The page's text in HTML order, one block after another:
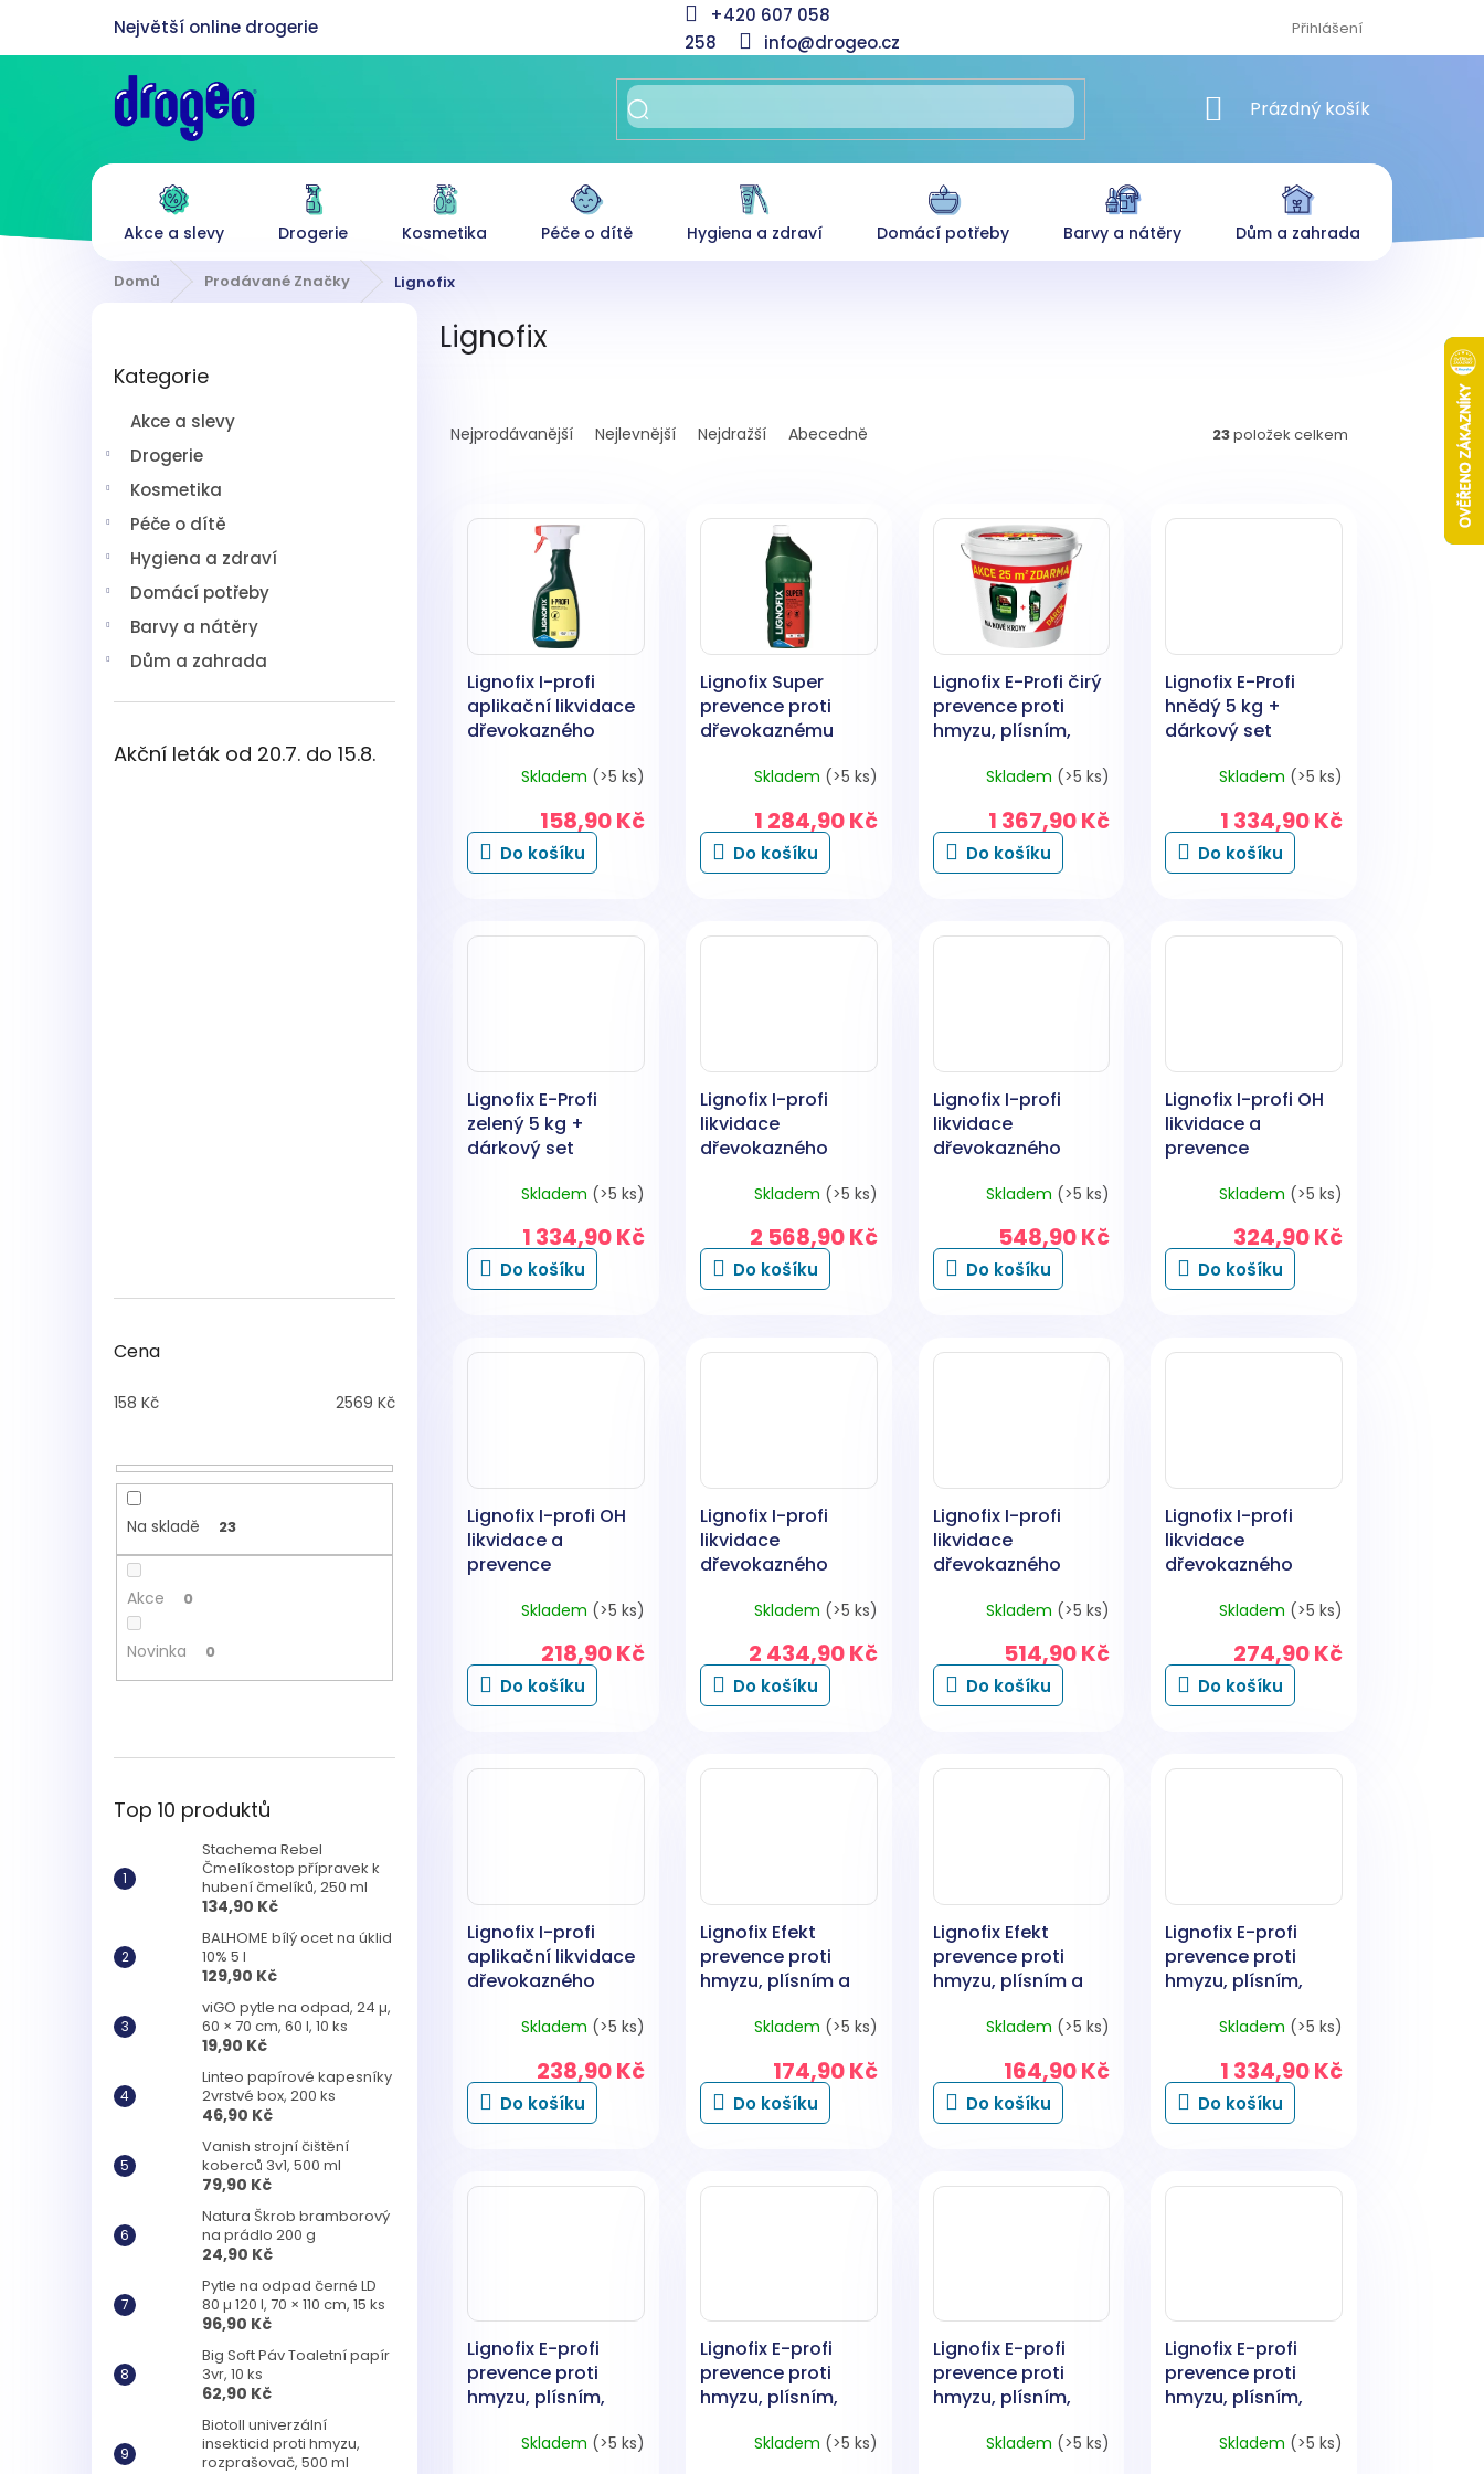
obsah
+420 607 058
258
info@drogeo.cz
Přihlášení
NÁKUPNÍ KOŠÍK
Prázdný košík
Akce a slevy Drogerie Kosmetika Péče o dítě Hygiena a zdraví Domácí potřeby Barvy a nátěry Dům a zahrada
Domů Prodávané Značky Lignofix
kategorie
Kategorie
Akce a slevy
Drogerie
Kosmetika
Péče o dítě
Hygiena a zdraví
Domácí potřeby
Barvy a nátěry
Dům a zahrada
Akční leták od 20.7. do 15.8.
Cena
158 Kč 2569 Kč
Na skladě 23
Akce 0
Novinka 0
Top 10 produktů
Stachema Rebel
Čmelíkostop přípravek k
hubení čmelíků, 250 ml
134,90 Kč
BALHOME bílý ocet na úklid
10% 5 l
129,90 Kč
viGO pytle na odpad, 24 µ,
60 × 70 cm, 60 l, 10 ks
19,90 Kč
Linteo papírové kapesníky
2vrstvé box, 200 ks
46,90 Kč
Vanish strojní čištění
koberců 3v1, 500 ml
79,90 Kč
Natura Škrob bramborový
na prádlo 200 g
24,90 Kč
Pytle na odpad černé LD
80 µ 120 l, 70 × 110 cm, 15 ks
96,90 Kč
Big Soft Páv Toaletní papír
3vr, 10 ks
62,90 Kč
Biotoll univerzální
insekticid proti hmyzu,
rozprašovač, 500 ml
Lignofix
aNejprodávanější Nejlevnější Nejdražší Abecedně 23položek celkem
Lignofix I-profi
aplikační likvidace
dřevokazného
Skladem (>5 ks)
158,90 Kč
Do košíku
Lignofix Super
prevence proti
dřevokaznému
Skladem (>5 ks)
1 284,90 Kč
Do košíku
Lignofix E-Profi čirý
prevence proti
hmyzu, plísním,
set, 5 kgSkladem (>5 ks)
1 367,90 Kč
Do košíku
Lignofix E-Profi
hnědý 5 kg +
dárkový set
Skladem (>5 ks)
1 334,90 Kč
Do košíku
Lignofix E-Profi
zelený 5 kg +
dárkový set
Skladem (>5 ks)
1 334,90 Kč
Do košíku
Lignofix I-profi
likvidace
dřevokazného
Skladem (>5 ks)
2 568,90 Kč
Do košíku
Lignofix I-profi
likvidace
dřevokazného
Skladem (>5 ks)
548,90 Kč
Do košíku
Lignofix I-profi OH
likvidace a
prevence
hmyzu, náhradní
Skladem (>5 ks)
324,90 Kč
Do košíku
Lignofix I-profi OH
likvidace a
prevence
hmyzu pro vzácné
400 g
Skladem (>5 ks)
218,90 Kč
Do košíku
Lignofix I-profi
likvidace
dřevokazného
Skladem (>5 ks)
2 434,90 Kč
Do košíku
Lignofix I-profi
likvidace
dřevokazného
Skladem (>5 ks)
514,90 Kč
Do košíku
Lignofix I-profi
likvidace
dřevokazného
Skladem (>5 ks)
274,90 Kč
Do košíku
Lignofix I-profi
aplikační likvidace
dřevokazného
Skladem (>5 ks)
238,90 Kč
Do košíku
Lignofix Efekt
prevence proti
hmyzu, plísním a
Skladem (>5 ks)
174,90 Kč
Do košíku
Lignofix Efekt
prevence proti
hmyzu, plísním a
Skladem (>5 ks)
164,90 Kč
Do košíku
Lignofix E-profi
prevence proti
hmyzu, plísním,
Skladem (>5 ks)
1 334,90 Kč
Do košíku
Lignofix E-profi
prevence proti
hmyzu, plísním,
Skladem (>5 ks)
Lignofix E-profi
prevence proti
hmyzu, plísním,
Skladem (>5 ks)
Lignofix E-profi
prevence proti
hmyzu, plísním,
Skladem (>5 ks)
Lignofix E-profi
prevence proti
hmyzu, plísním,
Skladem (>5 ks)